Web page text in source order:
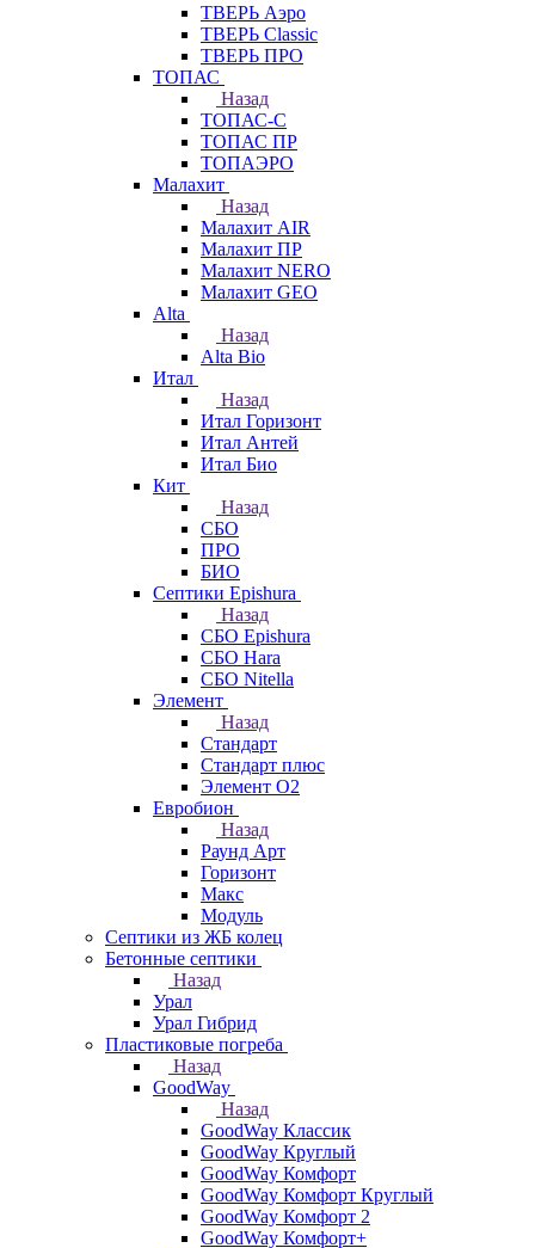
ТВЕРЬ Аэро
ТВЕРЬ Classic
ТВЕРЬ ПРО
ТОПАС
Назад
ТОПАС-С
ТОПАС ПР
ТОПАЭРО
Малахит
Назад
Малахит AIR
Малахит ПР
Малахит NERO
Малахит GEO
Alta
Назад
Alta Bio
Итал
Назад
Итал Горизонт
Итал Антей
Итал Био
Кит
Назад
СБО
ПРО
БИО
Септики Epishura
Назад
СБО Epishura
СБО Hara
СБО Nitella
Элемент
Назад
Стандарт
Стандарт плюс
Элемент О2
Евробион
Назад
Раунд Арт
Горизонт
Макс
Модуль
Септики из ЖБ колец
Бетонные септики
Назад
Урал
Урал Гибрид
Пластиковые погреба
Назад
GoodWay
Назад
GoodWay Классик
GoodWay Круглый
GoodWay Комфорт
GoodWay Комфорт Круглый
GoodWay Комфорт 2
GoodWay Комфорт+